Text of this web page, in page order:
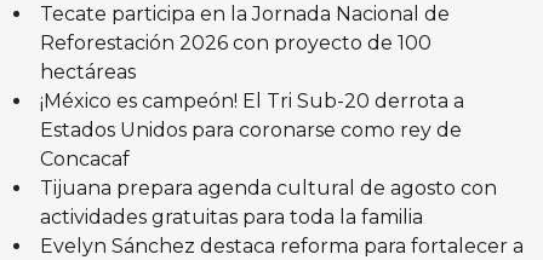
Tecate participa en la Jornada Nacional de
Reforestación 2026 con proyecto de 100
hectáreas
¡México es campeón! El Tri Sub-20 derrota a
Estados Unidos para coronarse como rey de
Concacaf
Tijuana prepara agenda cultural de agosto con
actividades gratuitas para toda la familia
Evelyn Sánchez destaca reforma para fortalecer a